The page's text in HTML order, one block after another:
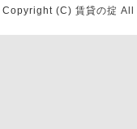
Copyright (C) 賃貸の掟